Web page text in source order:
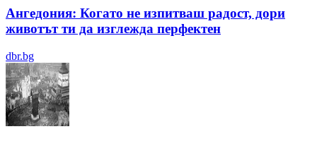
Ангедония: Когато не изпитваш радост, дори
животът ти да изглежда перфектен
dbr.bg